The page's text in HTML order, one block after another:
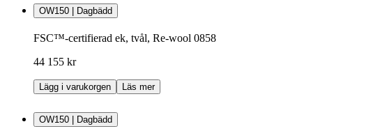
OW150 | Dagbädd
FSC™-certifierad ek, tvål, Re-wool 0858
44 155 kr
Lägg i varukorgen Läs mer
OW150 | Dagbädd